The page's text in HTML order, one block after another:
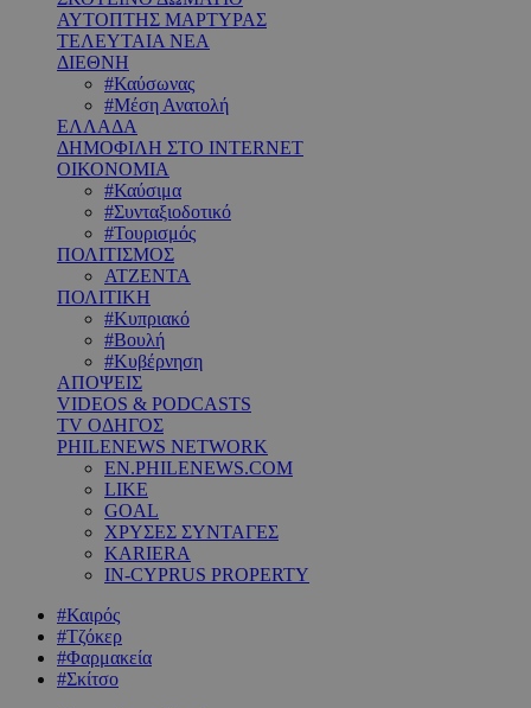
ΑΥΤΟΠΤΗΣ ΜΑΡΤΥΡΑΣ
ΤΕΛΕΥΤΑΙΑ ΝΕΑ
ΔΙΕΘΝΗ
#Καύσωνας
#Μέση Ανατολή
ΕΛΛΑΔΑ
ΔΗΜΟΦΙΛΗ ΣΤΟ INTERNET
ΟΙΚΟΝΟΜΙΑ
#Καύσιμα
#Συνταξιοδοτικό
#Τουρισμός
ΠΟΛΙΤΙΣΜΟΣ
ΑΤΖΕΝΤΑ
ΠΟΛΙΤΙΚΗ
#Κυπριακό
#Βουλή
#Κυβέρνηση
ΑΠΟΨΕΙΣ
VIDEOS & PODCASTS
TV ΟΔΗΓΟΣ
PHILENEWS NETWORK
EN.PHILENEWS.COM
LIKE
GOAL
ΧΡΥΣΕΣ ΣΥΝΤΑΓΕΣ
KARIERA
IN-CYPRUS PROPERTY
#Καιρός
#Τζόκερ
#Φαρμακεία
#Σκίτσο